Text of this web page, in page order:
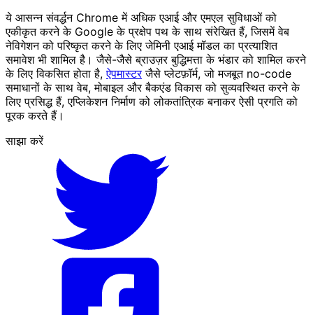
ये आसन्न संवर्द्धन Chrome में अधिक एआई और एमएल सुविधाओं को
एकीकृत करने के Google के प्रक्षेप पथ के साथ संरेखित हैं, जिसमें वेब
नेविगेशन को परिष्कृत करने के लिए जेमिनी एआई मॉडल का प्रत्याशित
समावेश भी शामिल है। जैसे-जैसे ब्राउज़र बुद्धिमत्ता के भंडार को शामिल करने
के लिए विकसित होता है,ऐपमास्टरजैसे प्लेटफ़ॉर्म, जो मजबूत no-code
समाधानों के साथ वेब, मोबाइल और बैकएंड विकास को सुव्यवस्थित करने के
लिए प्रसिद्ध हैं, एप्लिकेशन निर्माण को लोकतांत्रिक बनाकर ऐसी प्रगति को
पूरक करते हैं।
साझा करें